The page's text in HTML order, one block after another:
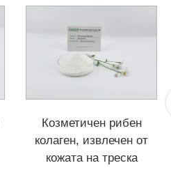
Козметичен рибен
колаген, извлечен от
кожата на треска